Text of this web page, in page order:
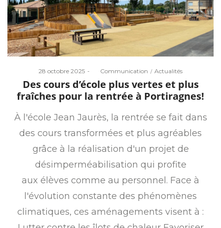
Posted
28 octobre 2025 Communication
Posted
Actualités
Des cours d’école plus vertes et plus
fraîches pour la rentrée à Portiragnes!
À l'école Jean Jaurès, la rentrée se fait dans
des cours transformées et plus agréables
grâce à la réalisation d'un projet de
désimperméabilisation qui profite
aux élèves comme au personnel. Face à
l'évolution constante des phénomènes
climatiques, ces aménagements visent à :